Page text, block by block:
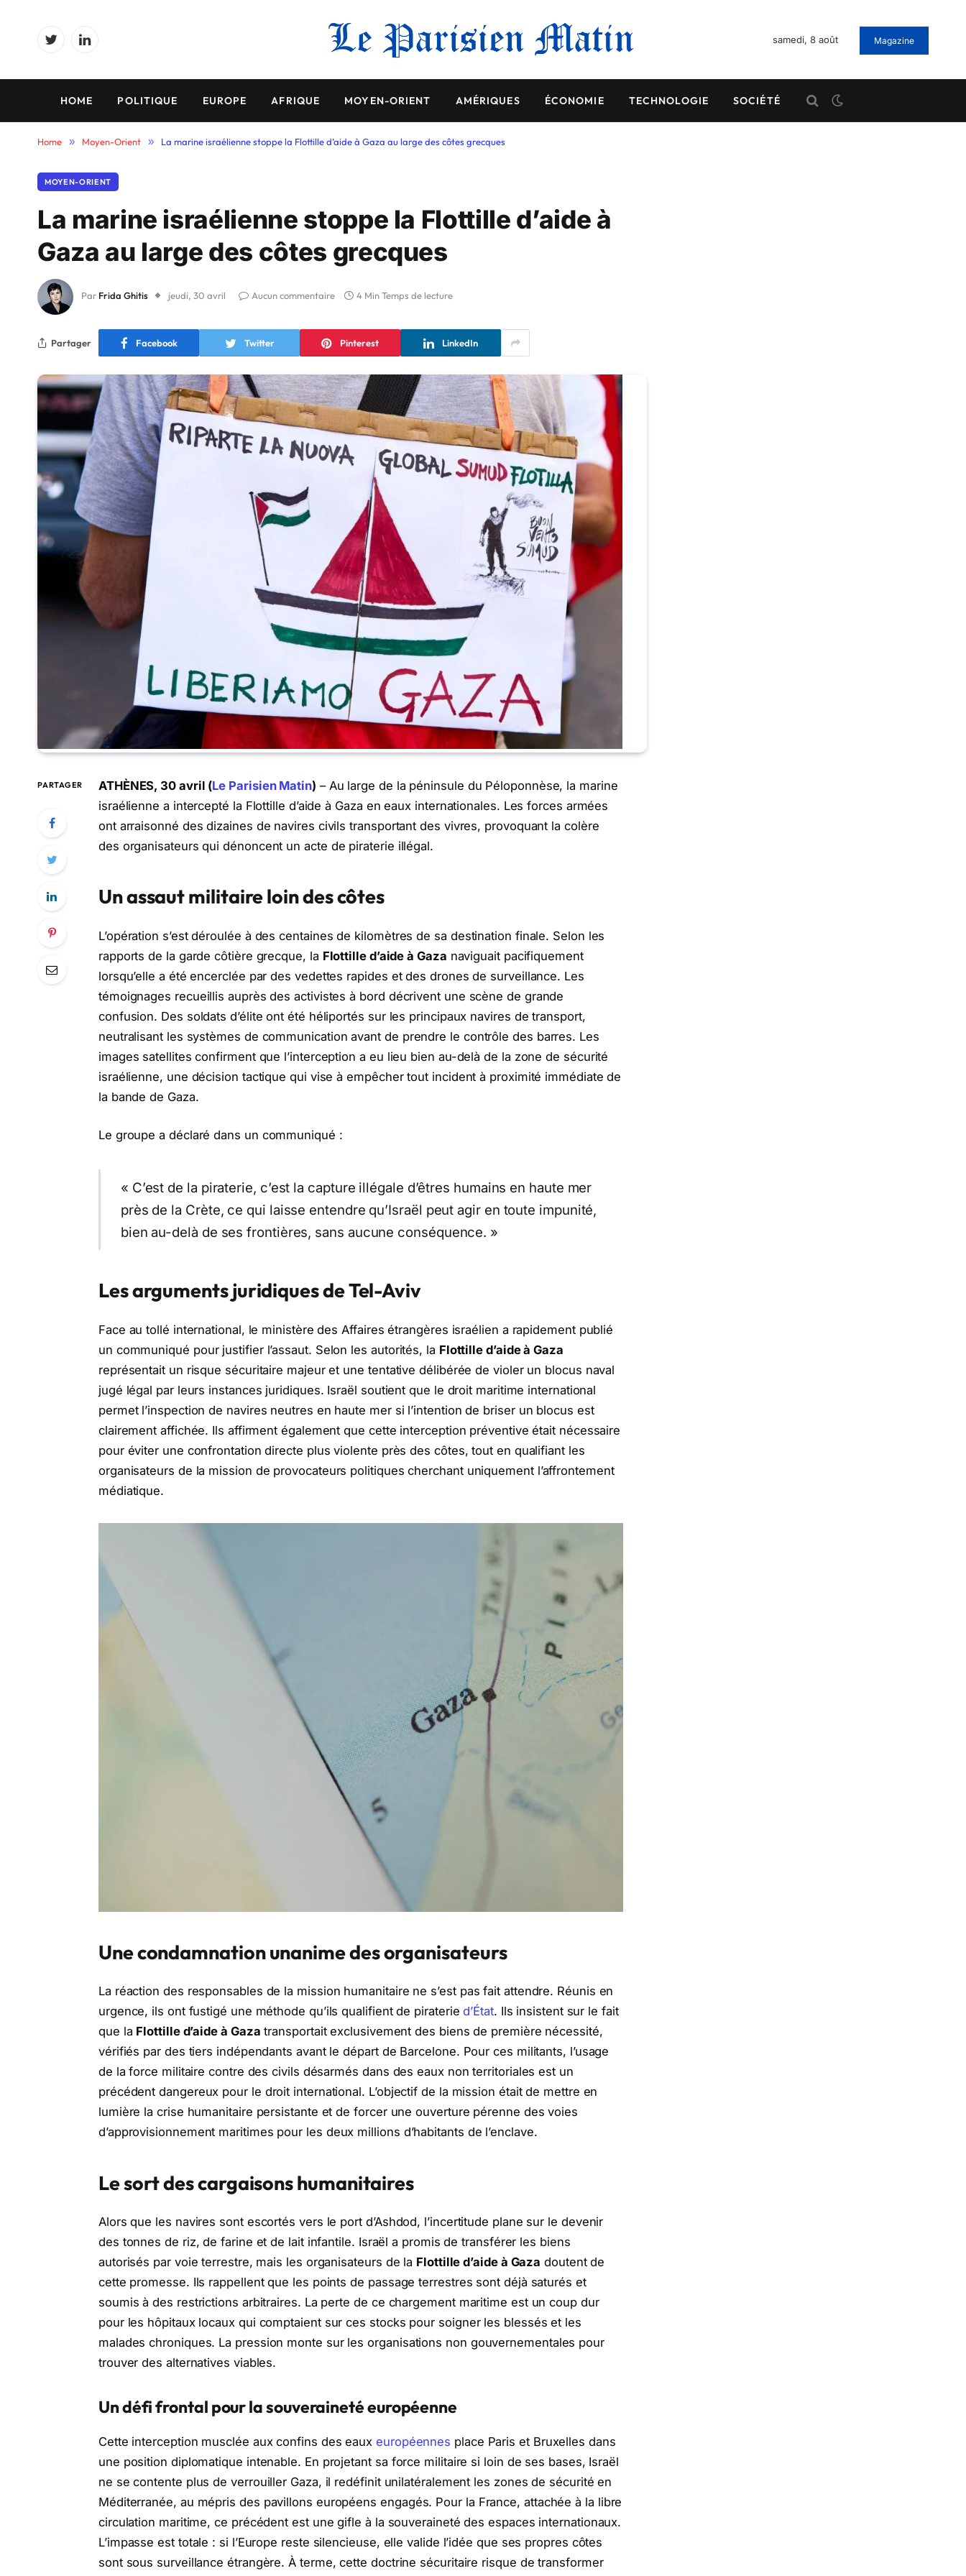
TwitterLinkedIn
samedi, 8 août Magazine
HOME POLITIQUE EUROPE AFRIQUE MOYEN-ORIENT AMÉRIQUES ÉCONOMIE TECHNOLOGIE SOCIÉTÉ
Home » Moyen-Orient » La marine israélienne stoppe la Flottille d’aide à Gaza au large des côtes grecques
MOYEN-ORIENT
La marine israélienne stoppe la Flottille d’aide à
Gaza au large des côtes grecques
Par Frida Ghitis jeudi, 30 avril Aucun commentaire 4 Min Temps de lecture
Partager Facebook Twitter Pinterest LinkedIn
PARTAGER ATHÈNES, 30 avril (Le Parisien Matin) – Au large de la péninsule du Péloponnèse, la marine
israélienne a intercepté la Flottille d’aide à Gaza en eaux internationales. Les forces armées
ont arraisonné des dizaines de navires civils transportant des vivres, provoquant la colère
des organisateurs qui dénoncent un acte de piraterie illégal.
Un assaut militaire loin des côtes
L’opération s’est déroulée à des centaines de kilomètres de sa destination finale. Selon les
rapports de la garde côtière grecque, la Flottille d’aide à Gaza naviguait pacifiquement
lorsqu’elle a été encerclée par des vedettes rapides et des drones de surveillance. Les
témoignages recueillis auprès des activistes à bord décrivent une scène de grande
confusion. Des soldats d’élite ont été héliportés sur les principaux navires de transport,
neutralisant les systèmes de communication avant de prendre le contrôle des barres. Les
images satellites confirment que l’interception a eu lieu bien au-delà de la zone de sécurité
israélienne, une décision tactique qui vise à empêcher tout incident à proximité immédiate de
la bande de Gaza.
Le groupe a déclaré dans un communiqué :
« C’est de la piraterie, c’est la capture illégale d’êtres humains en haute mer
près de la Crète, ce qui laisse entendre qu’Israël peut agir en toute impunité,
bien au-delà de ses frontières, sans aucune conséquence. »
Les arguments juridiques de Tel-Aviv
Face au tollé international, le ministère des Affaires étrangères israélien a rapidement publié
un communiqué pour justifier l’assaut. Selon les autorités, la Flottille d’aide à Gaza
représentait un risque sécuritaire majeur et une tentative délibérée de violer un blocus naval
jugé légal par leurs instances juridiques. Israël soutient que le droit maritime international
permet l’inspection de navires neutres en haute mer si l’intention de briser un blocus est
clairement affichée. Ils affirment également que cette interception préventive était nécessaire
pour éviter une confrontation directe plus violente près des côtes, tout en qualifiant les
organisateurs de la mission de provocateurs politiques cherchant uniquement l’affrontement
médiatique.
Une condamnation unanime des organisateurs
La réaction des responsables de la mission humanitaire ne s’est pas fait attendre. Réunis en
urgence, ils ont fustigé une méthode qu’ils qualifient de pirateried’État. Ils insistent sur le fait
que la Flottille d’aide à Gaza transportait exclusivement des biens de première nécessité,
vérifiés par des tiers indépendants avant le départ de Barcelone. Pour ces militants, l’usage
de la force militaire contre des civils désarmés dans des eaux non territoriales est un
précédent dangereux pour le droit international. L’objectif de la mission était de mettre en
lumière la crise humanitaire persistante et de forcer une ouverture pérenne des voies
d’approvisionnement maritimes pour les deux millions d’habitants de l’enclave.
Le sort des cargaisons humanitaires
Alors que les navires sont escortés vers le port d’Ashdod, l’incertitude plane sur le devenir
des tonnes de riz, de farine et de lait infantile. Israël a promis de transférer les biens
autorisés par voie terrestre, mais les organisateurs de la Flottille d’aide à Gaza doutent de
cette promesse. Ils rappellent que les points de passage terrestres sont déjà saturés et
soumis à des restrictions arbitraires. La perte de ce chargement maritime est un coup dur
pour les hôpitaux locaux qui comptaient sur ces stocks pour soigner les blessés et les
malades chroniques. La pression monte sur les organisations non gouvernementales pour
trouver des alternatives viables.
Un défi frontal pour la souveraineté européenne
Cette interception musclée aux confins des eaux européennes place Paris et Bruxelles dans
une position diplomatique intenable. En projetant sa force militaire si loin de ses bases, Israël
ne se contente plus de verrouiller Gaza, il redéfinit unilatéralement les zones de sécurité en
Méditerranée, au mépris des pavillons européens engagés. Pour la France, attachée à la libre
circulation maritime, ce précédent est une gifle à la souveraineté des espaces internationaux.
L’impasse est totale : si l’Europe reste silencieuse, elle valide l’idée que ses propres côtes
sont sous surveillance étrangère. À terme, cette doctrine sécuritaire risque de transformer